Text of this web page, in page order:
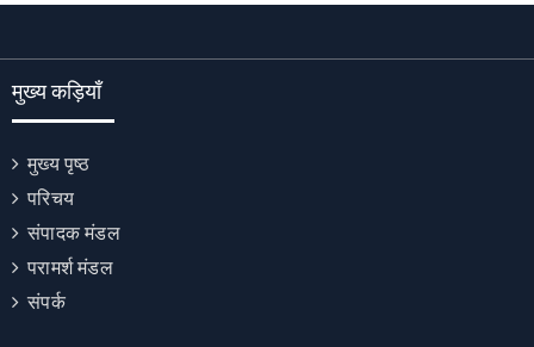
मुख्य कड़ियाँ
मुख्य पृष्ठ
परिचय
संपादक मंडल
परामर्श मंडल
संपर्क